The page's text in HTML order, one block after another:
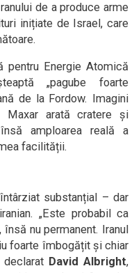
de a produce arme
inițiate de Israel, care
pentru Energie Atomică
„pagube foarte
de la Fordow. Imagini
Maxar arată cratere și
amploarea reală a
facilității.
substanțial – dar
„Este probabil ca
nu permanent. Iranul
foarte îmbogățit și chiar
David Albright,